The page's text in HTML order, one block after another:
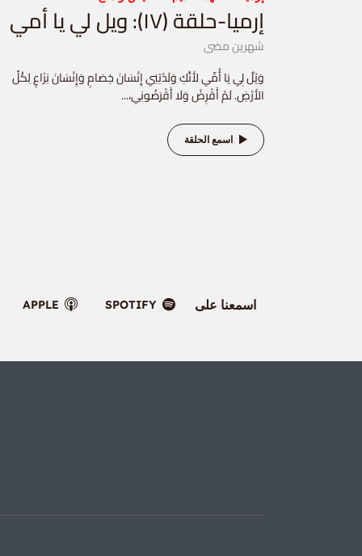
إرميا-حلقة (١٧): ويل لي يا أمي
شهرين مضى
وَيْلٌ لِي يَا أُمِّي لأَنَّكِ وَلَدْتِنِي إِنْسَانَ خِصَامٍ وَإِنْسَانَ نِزَاعٍ لِكُلِّ
الأَرْضِ. لَمْ أَقْرِضْ وَلَا أَقْرَضُونِي،...
اسمع الحلقة
اسمعنا على SPOTIFY
APPLE